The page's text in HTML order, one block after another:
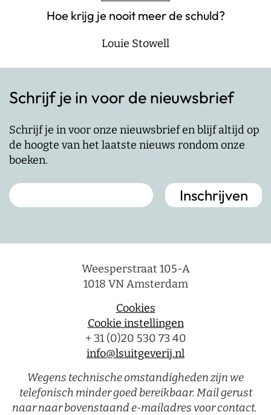
Hoe krijg je nooit meer de schuld?
Louie Stowell
Schrijf je in voor de nieuwsbrief
Schrijf je in voor onze nieuwsbrief en blijf altijd op
de hoogte van het laatste nieuws rondom onze
boeken.
Weesperstraat 105-A
1018 VN Amsterdam
Cookies
Cookie instellingen
+ 31 (0)20 530 73 40
info@lsuitgeverij.nl
Wegens technische omstandigheden zijn we
telefonisch minder goed bereikbaar. Mail gerust
naar naar bovenstaand e-mailadres voor contact.